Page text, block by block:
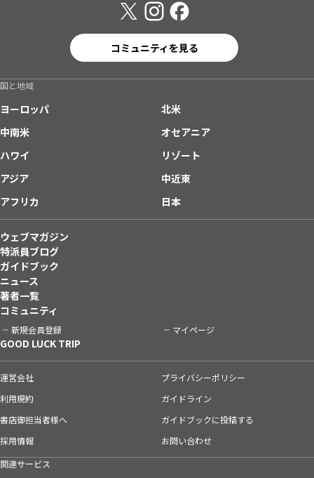
コミュニティを見る
国と地域
ヨーロッパ
北米
中南米
オセアニア
ハワイ
リゾート
アジア
中近東
アフリカ
日本
ウェブマガジン
特派員ブログ
ガイドブック
ニュース
著者一覧
コミュニティ
新規会員登録 マイページ
GOOD LUCK TRIP
運営会社
プライバシーポリシー
利用規約
ガイドライン
書店御担当者様へ
ガイドブックに投稿する
採用情報
お問い合わせ
関連サービス